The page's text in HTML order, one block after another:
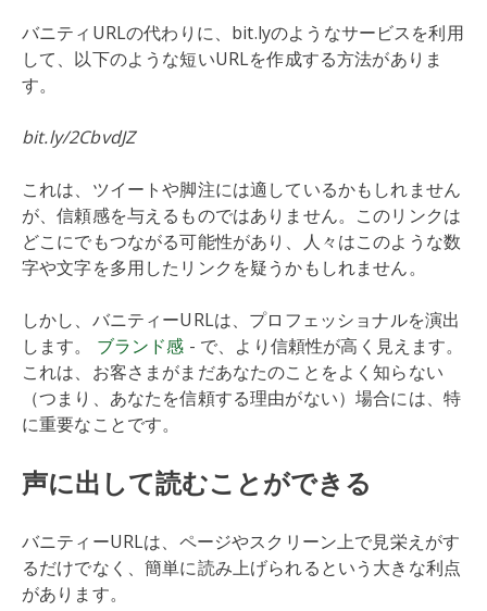
バニティURLの代わりに、bit.lyのようなサービスを利用
して、以下のような短いURLを作成する方法がありま
す。
bit.ly/2CbvdJZ
これは、ツイートや脚注には適しているかもしれません
が、信頼感を与えるものではありません。このリンクは
どこにでもつながる可能性があり、人々はこのような数
字や文字を多用したリンクを疑うかもしれません。
しかし、バニティーURLは、プロフェッショナルを演出
します。 ブランド感 - で、より信頼性が高く見えます。
これは、お客さまがまだあなたのことをよく知らない
（つまり、あなたを信頼する理由がない）場合には、特
に重要なことです。
声に出して読むことができる
バニティーURLは、ページやスクリーン上で見栄えがす
るだけでなく、簡単に読み上げられるという大きな利点
があります。